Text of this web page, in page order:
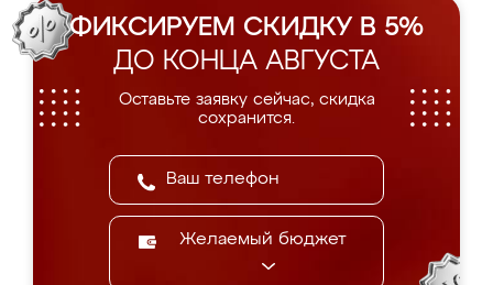
ФИКСИРУЕМ СКИДКУ В 5%
ДО КОНЦА АВГУСТА
Оставьте заявку сейчас, скидка
сохранится.
Желаемый бюджет